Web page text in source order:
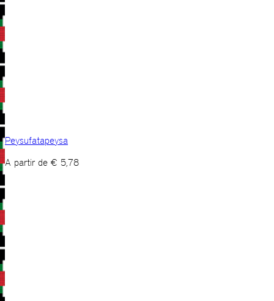
Peysufatapeysa
A partir de € 5,78